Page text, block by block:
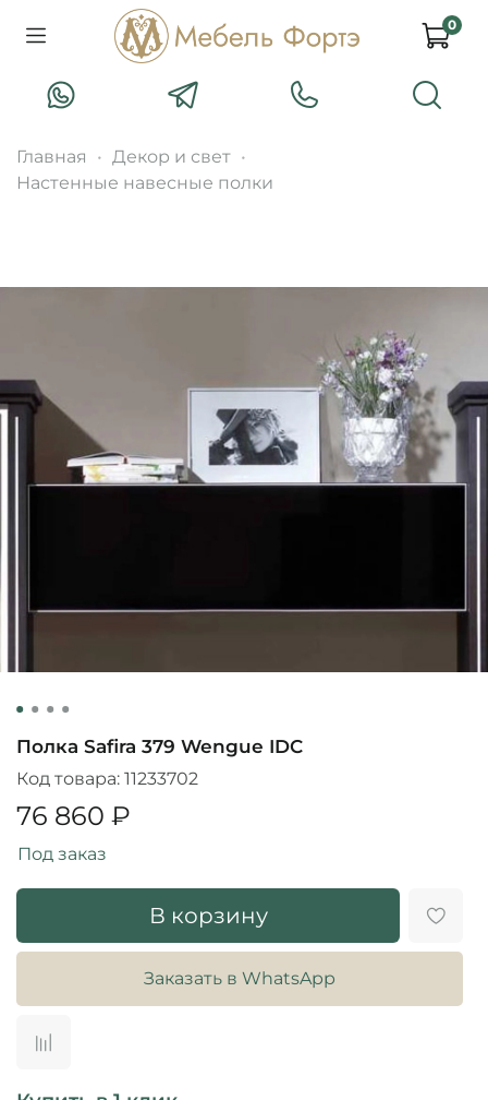
0
Главная
Декор и свет
Настенные навесные полки
Полка Safira 379 Wengue IDC
Код товара: 11233702
76 860 ₽
В корзину
Заказать в WhatsApp
Под заказ